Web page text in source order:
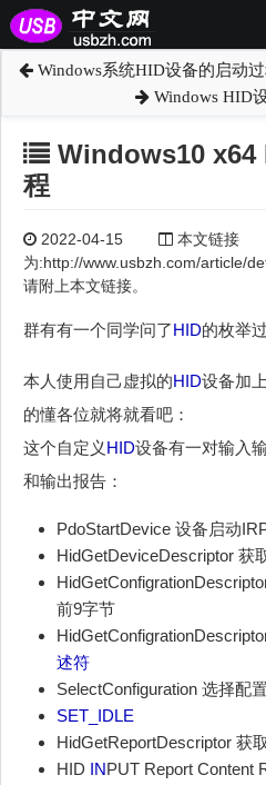
Windows系统HID设备的启动
Windows HID
Windows10 x64
程
2022-04-15
本文链接
为:http://www.usbzh.com/article/
请附上本文链接。
群有有一个同学问了HID的枚举
本人使用自己虚拟的HID设备加
的懂各位就将就看吧：
这个自定义 HID设备有一对输入
和输出报告：
PdoStartDevice 设备启动
HidGetDeviceDescriptor 获
前9字节
述符
SelectConfiguration 选择配
SET_IDLE
HidGetReportDescriptor 获取
HID INPUT Report Content